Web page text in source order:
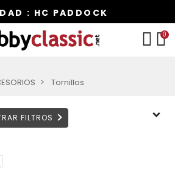
: HC PADDOCK
0
Tornillos